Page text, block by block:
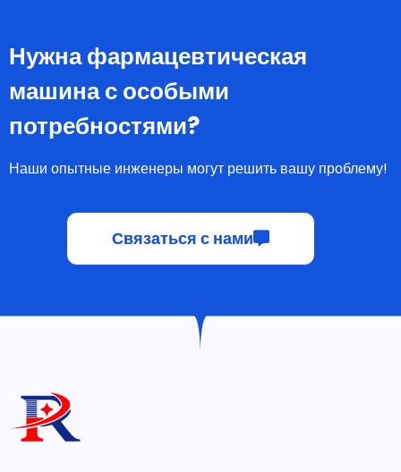
Нужна фармацевтическая
машина с особыми
потребностями?
Наши опытные инженеры могут решить вашу проблему!
Связаться с нами